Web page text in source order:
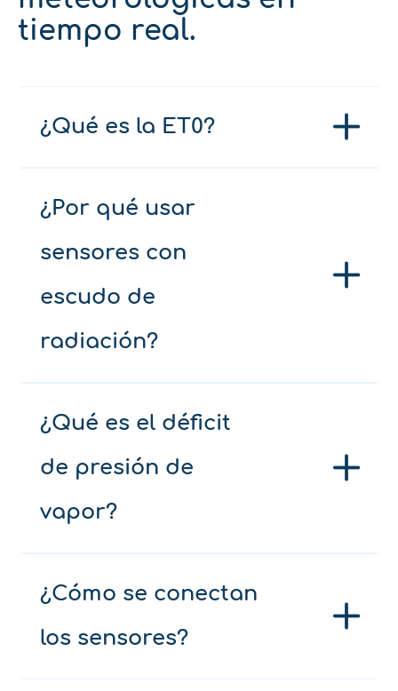
tiempo real.
¿Qué es la ET0?
¿Por qué usar
sensores con
escudo de
radiación?
¿Qué es el déficit
de presión de
vapor?
¿Cómo se conectan
los sensores?